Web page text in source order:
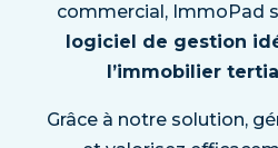
commercial, ImmoPad
logiciel de gestion
l’immobilier
Grâce à notre solution,